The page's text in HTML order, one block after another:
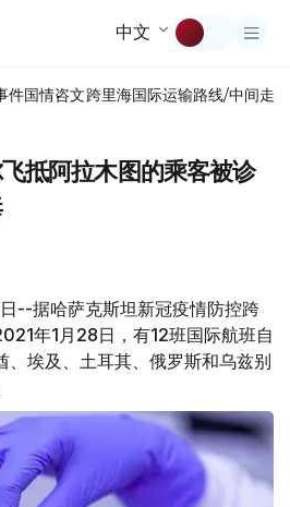
中文
件国情咨文跨里海国际运输路线/中间走廊
抵阿拉木图的乘客被诊
--据哈萨克斯坦新冠疫情防控跨
年1月28日，有12班国际航班自
、埃及、土耳其、俄罗斯和乌兹别